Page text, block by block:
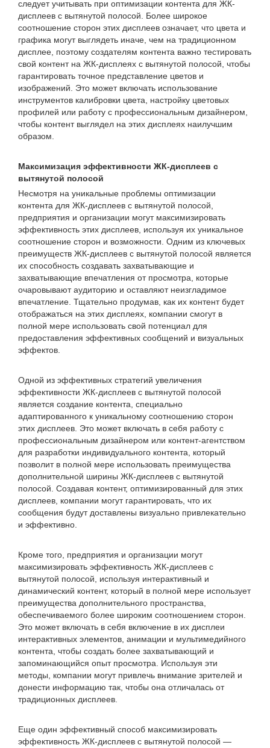
следует учитывать при оптимизации контента для ЖК-
дисплеев с вытянутой полосой. Более широкое
соотношение сторон этих дисплеев означает, что цвета и
графика могут выглядеть иначе, чем на традиционном
дисплее, поэтому создателям контента важно тестировать
свой контент на ЖК-дисплеях с вытянутой полосой, чтобы
гарантировать точное представление цветов и
изображений. Это может включать использование
инструментов калибровки цвета, настройку цветовых
профилей или работу с профессиональным дизайнером,
чтобы контент выглядел на этих дисплеях наилучшим
образом.
Максимизация эффективности ЖК-дисплеев с
вытянутой полосой
Несмотря на уникальные проблемы оптимизации
контента для ЖК-дисплеев с вытянутой полосой,
предприятия и организации могут максимизировать
эффективность этих дисплеев, используя их уникальное
соотношение сторон и возможности. Одним из ключевых
преимуществ ЖК-дисплеев с вытянутой полосой является
их способность создавать захватывающие и
захватывающие впечатления от просмотра, которые
очаровывают аудиторию и оставляют неизгладимое
впечатление. Тщательно продумав, как их контент будет
отображаться на этих дисплеях, компании смогут в
полной мере использовать свой потенциал для
предоставления эффективных сообщений и визуальных
эффектов.
Одной из эффективных стратегий увеличения
эффективности ЖК-дисплеев с вытянутой полосой
является создание контента, специально
адаптированного к уникальному соотношению сторон
этих дисплеев. Это может включать в себя работу с
профессиональным дизайнером или контент-агентством
для разработки индивидуального контента, который
позволит в полной мере использовать преимущества
дополнительной ширины ЖК-дисплеев с вытянутой
полосой. Создавая контент, оптимизированный для этих
дисплеев, компании могут гарантировать, что их
сообщения будут доставлены визуально привлекательно
и эффективно.
Кроме того, предприятия и организации могут
максимизировать эффективность ЖК-дисплеев с
вытянутой полосой, используя интерактивный и
динамический контент, который в полной мере использует
преимущества дополнительного пространства,
обеспечиваемого более широким соотношением сторон.
Это может включать в себя включение в их дисплеи
интерактивных элементов, анимации и мультимедийного
контента, чтобы создать более захватывающий и
запоминающийся опыт просмотра. Используя эти
методы, компании могут привлечь внимание зрителей и
донести информацию так, чтобы она отличалась от
традиционных дисплеев.
Еще один эффективный способ максимизировать
эффективность ЖК-дисплеев с вытянутой полосой —